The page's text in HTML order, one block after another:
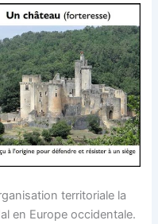
territoriale la
en Europe occidentale.